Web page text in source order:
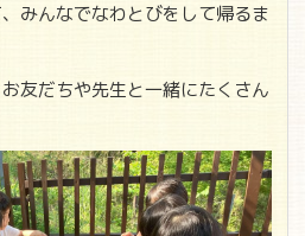
みんなでなわとびをして帰るま
友だちや先生と一緒にたくさん